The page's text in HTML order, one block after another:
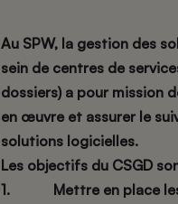
Au SPW, la gestion des
sein de centres de
dossiers) a pour mission
en œuvre et assurer le
solutions logicielles.
Les objectifs du CSGD
1. Mettre en place les